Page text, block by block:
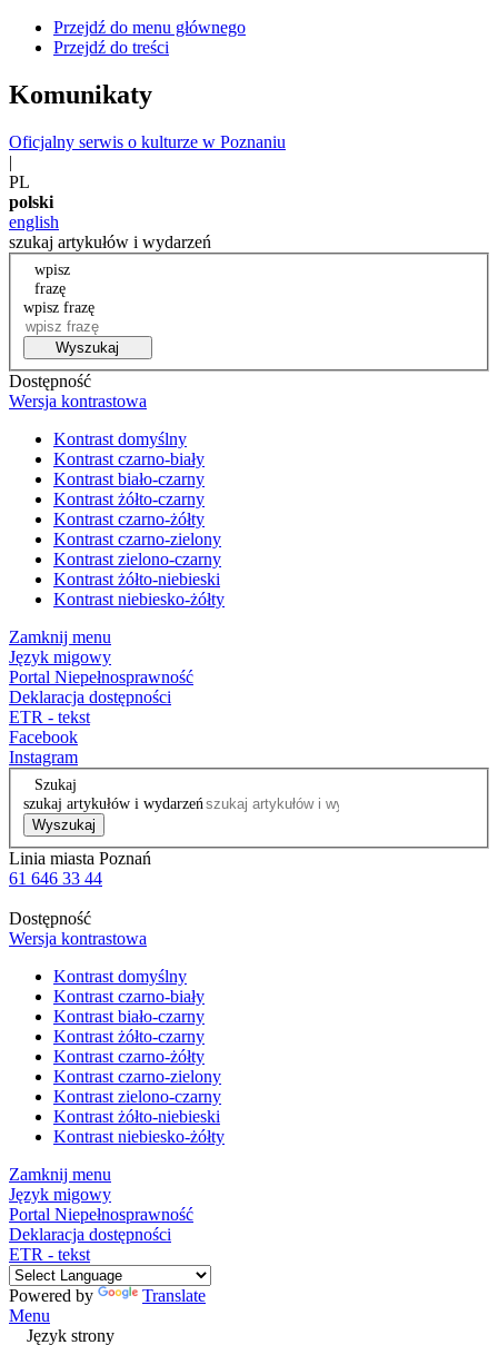
Przejdź do menu głównego
Przejdź do treści
Komunikaty
Oficjalny serwis o kulturze w Poznaniu
|
PL
polski
english
szukaj artykułów i wydarzeń
wpisz
frazę
wpisz frazę
Wyszukaj
Dostępność
Wersja kontrastowa
Kontrast domyślny
Kontrast czarno-biały
Kontrast biało-czarny
Kontrast żółto-czarny
Kontrast czarno-żółty
Kontrast czarno-zielony
Kontrast zielono-czarny
Kontrast żółto-niebieski
Kontrast niebiesko-żółty
Zamknij menu
Język migowy
Portal Niepełnosprawność
Deklaracja dostępności
ETR - tekst
Facebook
Instagram
Szukaj
szukaj artykułów i wydarzeń
Wyszukaj
Linia miasta Poznań
61 646 33 44
Dostępność
Wersja kontrastowa
Kontrast domyślny
Kontrast czarno-biały
Kontrast biało-czarny
Kontrast żółto-czarny
Kontrast czarno-żółty
Kontrast czarno-zielony
Kontrast zielono-czarny
Kontrast żółto-niebieski
Kontrast niebiesko-żółty
Zamknij menu
Język migowy
Portal Niepełnosprawność
Deklaracja dostępności
ETR - tekst
Powered by
Translate
Menu
Język strony